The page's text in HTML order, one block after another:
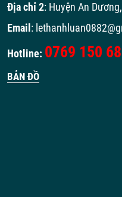
Địa chỉ 2: Huyện An
Email :
Hotline: 0769 150
BẢN ĐỒ